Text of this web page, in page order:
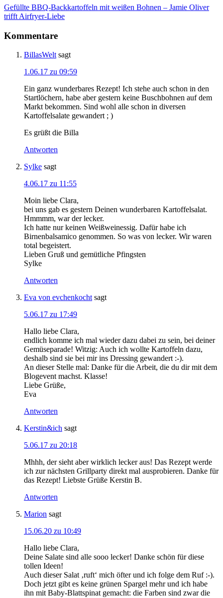
Gefüllte BBQ-Backkartoffeln mit weißen Bohnen – Jamie Oliver
trifft Airfryer-Liebe
Kommentare
BillasWelt sagt
1.06.17 zu 09:59
Ein ganz wunderbares Rezept! Ich stehe auch schon in den
Startlöchern, habe aber gestern keine Buschbohnen auf dem
Markt bekommen. Sind wohl alle schon in diversen
Kartoffelsalate gewandert ; )
Es grüßt die Billa
Antworten
Sylke sagt
4.06.17 zu 11:55
Moin liebe Clara,
bei uns gab es gestern Deinen wunderbaren Kartoffelsalat.
Hmmmm, war der lecker.
Ich hatte nur keinen Weißweinessig. Dafür habe ich
Birnenbalsamico genommen. So was von lecker. Wir waren
total begeistert.
Lieben Gruß und gemütliche Pfingsten
Sylke
Antworten
Eva von evchenkocht sagt
5.06.17 zu 17:49
Hallo liebe Clara,
endlich komme ich mal wieder dazu dabei zu sein, bei deiner
Gemüseparade! Witzig: Auch ich wollte Kartoffeln dazu,
deshalb sind sie bei mir ins Dressing gewandert :-).
An dieser Stelle mal: Danke für die Arbeit, die du dir mit dem
Blogevent machst. Klasse!
Liebe Grüße,
Eva
Antworten
Kerstin&ich sagt
5.06.17 zu 20:18
Mhhh, der sieht aber wirklich lecker aus! Das Rezept werde
ich zur nächsten Grillparty direkt mal ausprobieren. Danke für
das Rezept! Liebste Grüße Kerstin B.
Antworten
Marion sagt
15.06.20 zu 10:49
Hallo liebe Clara,
Deine Salate sind alle sooo lecker! Danke schön für diese
tollen Ideen!
Auch dieser Salat ‚ruft‘ mich öfter und ich folge dem Ruf :-).
Doch jetzt gibt es keine grünen Spargel mehr und ich habe
ihn mit Baby-Blattspinat gemacht: die Farben sind zwar die